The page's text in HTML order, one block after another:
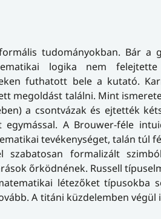
tudományokban. Bár a
logika nem
futhatott bele a kutató.
megoldást találni. Mint
a csontvázak és ejtették
A Brouwer-féle
tevékenységet, talán túl
formalizált
őrködnének. Russell
létezőket típusokba
A titáni küzdelemben